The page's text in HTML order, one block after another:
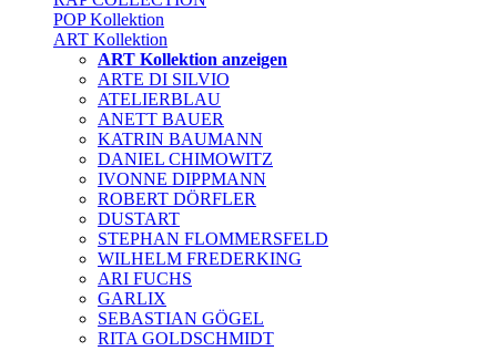
POP Kollektion
ART Kollektion
ART Kollektion anzeigen
ARTE DI SILVIO
ATELIERBLAU
ANETT BAUER
KATRIN BAUMANN
DANIEL CHIMOWITZ
IVONNE DIPPMANN
ROBERT DÖRFLER
DUSTART
STEPHAN FLOMMERSFELD
WILHELM FREDERKING
ARI FUCHS
GARLIX
SEBASTIAN GÖGEL
RITA GOLDSCHMIDT